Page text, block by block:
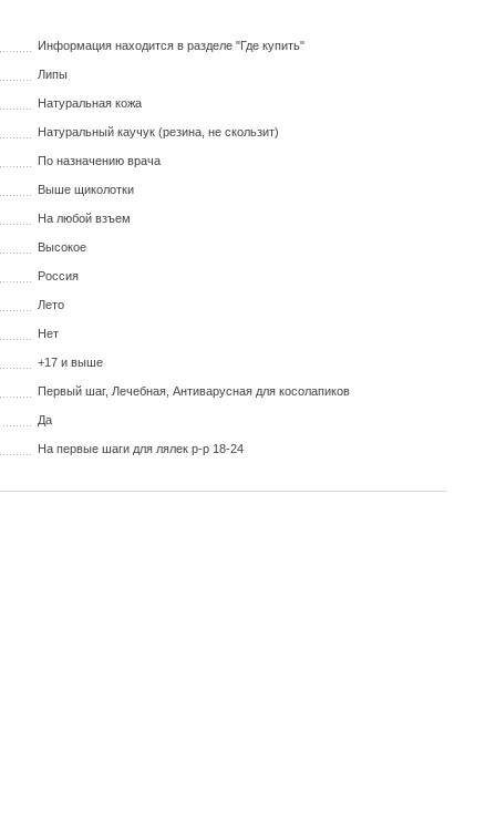
Информация находится в разделе "Где купить"
Липы
Натуральная кожа
Натуральный каучук (резина, не скользит)
По назначению врача
Выше щиколотки
На любой взъем
Высокое
Россия
Лето
Нет
+17 и выше
Первый шаг, Лечебная, Антиварусная для косолапиков
Да
На первые шаги для лялек р-р 18-24